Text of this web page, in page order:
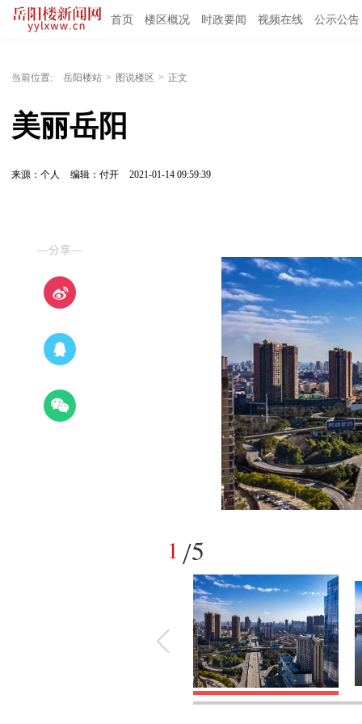
首页 楼区概况 时政要闻 视频在线 公示公告
当前位置: 岳阳楼站 > 图说楼区 > 正文
美丽岳阳
来源：个人 编辑：付开 2021-01-14 09:59:39
—分享—
1 /5